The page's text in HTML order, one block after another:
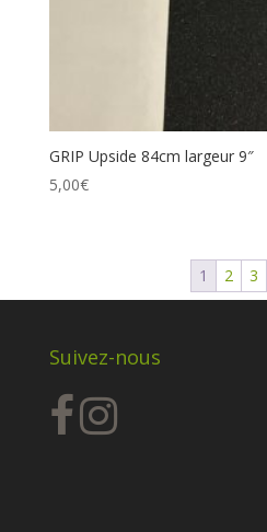
GRIP Upside 84cm largeur 9″
5,00€
1 2 3
Suivez-nous